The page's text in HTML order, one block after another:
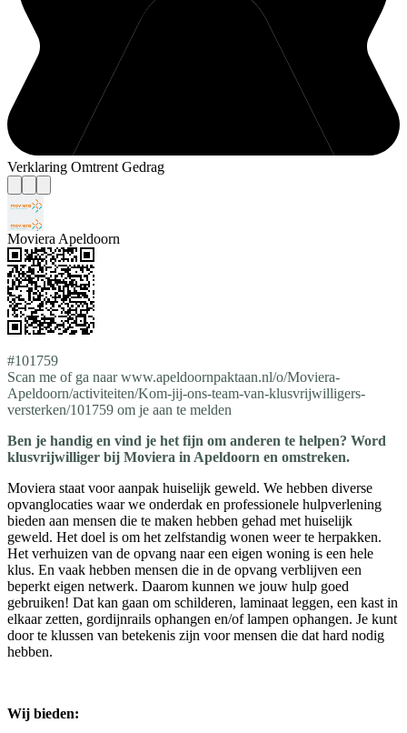
Verklaring Omtrent Gedrag
Moviera Apeldoorn
#101759
Scan me of ga naar www.apeldoornpaktaan.nl/o/Moviera-
Apeldoorn/activiteiten/Kom-jij-ons-team-van-klusvrijwilligers-
versterken/101759 om je aan te melden
Ben je handig en vind je het fijn om anderen te helpen? Word
klusvrijwilliger bij Moviera in Apeldoorn en omstreken.
Moviera staat voor aanpak huiselijk geweld. We hebben diverse
opvanglocaties waar we onderdak en professionele hulpverlening
bieden aan mensen die te maken hebben gehad met huiselijk
geweld. Het doel is om het zelfstandig wonen weer te herpakken.
Het verhuizen van de opvang naar een eigen woning is een hele
klus. En vaak hebben mensen die in de opvang verblijven een
beperkt eigen netwerk. Daarom kunnen we jouw hulp goed
gebruiken! Dat kan gaan om schilderen, laminaat leggen, een kast in
elkaar zetten, gordijnrails ophangen en/of lampen ophangen. Je kunt
door te klussen van betekenis zijn voor mensen die dat hard nodig
hebben.
Wij bieden: